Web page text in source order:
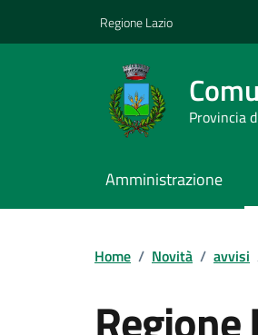
Regione Lazio
Provincia
Amministrazione
Home / Novità / avvisi